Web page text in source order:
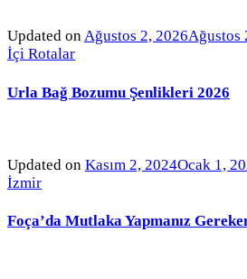
Updated onAğustos 2, 2026Ağustos
İçi Rotalar
Urla Bağ Bozumu Şenlikleri 2026
Updated on Kasım 2, 2024Ocak 1,
İzmir
Foça’da Mutlaka Yapmanız